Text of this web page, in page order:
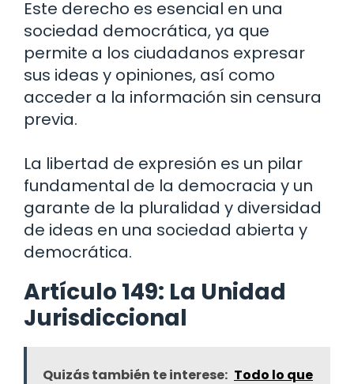
Este derecho es esencial en una
sociedad democrática, ya que
permite a los ciudadanos expresar
sus ideas y opiniones, así como
acceder a la información sin censura
previa.
La libertad de expresión es un pilar
fundamental de la democracia y un
garante de la pluralidad y diversidad
de ideas en una sociedad abierta y
democrática.
Artículo 149: La Unidad
Jurisdiccional
Quizás también te interese: Todo lo que